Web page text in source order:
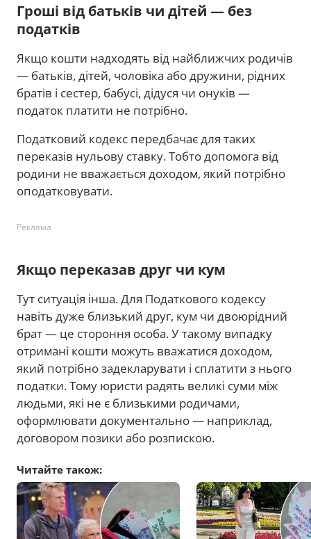
Гроші від батьків чи дітей — без
податків
Якщо кошти надходять від найближчих родичів
— батьків, дітей, чоловіка або дружини, рідних
братів і сестер, бабусі, дідуся чи онуків —
податок платити не потрібно.
Податковий кодекс передбачає для таких
переказів нульову ставку. Тобто допомога від
родини не вважається доходом, який потрібно
оподатковувати.
Реклама
Якщо переказав друг чи кум
Тут ситуація інша. Для Податкового кодексу
навіть дуже близький друг, кум чи двоюрідний
брат — це стороння особа. У такому випадку
отримані кошти можуть вважатися доходом,
який потрібно задекларувати і сплатити з нього
податки. Тому юристи радять великі суми між
людьми, які не є близькими родичами,
оформлювати документально — наприклад,
договором позики або розпискою.
Читайте також: